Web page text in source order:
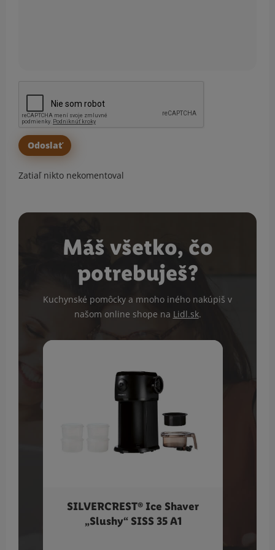
Zatiaľ nikto nekomentoval
Máš všetko, čo
potrebuješ?
Kuchynské pomôcky a mnoho iného nakúpiš v
našom online shope na Lidl.sk.
SILVERCREST® Ice Shaver
„Slushy“ SISS 35 A1